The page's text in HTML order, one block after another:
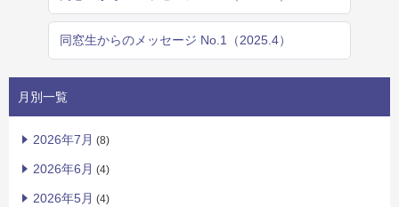
同窓生からのメッセージ No.1（2025.4）
月別一覧
2026年7月 (8)
2026年6月 (4)
2026年5月 (4)